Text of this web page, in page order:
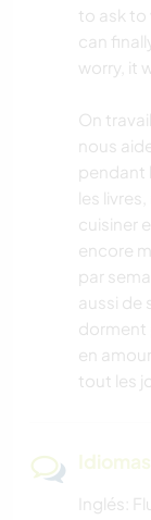
to ask to
can
worry, it
On
nous
pendant
les
cuisiner
encore
par
aussi de
dorment
en
tout les
Inglés: